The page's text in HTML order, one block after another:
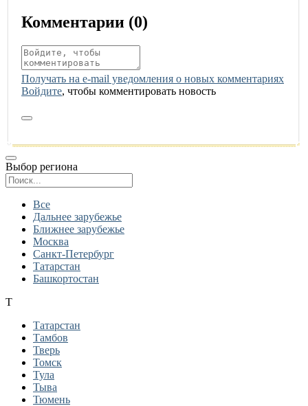
Комментарии (0)
Получать на e‑mail уведомления о новых комментариях
Войдите, чтобы комментировать новость
Выбор региона
Все
Дальнее зарубежье
Ближнее зарубежье
Москва
Санкт-Петербург
Татарстан
Башкортостан
Т
Татарстан
Тамбов
Тверь
Томск
Тула
Тыва
Тюмень